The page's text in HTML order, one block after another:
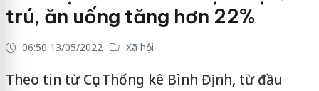
trú, ăn uống tăng hơn 22%
06:50 13/05/2022 Xã hội
Theo tin từ Cục Thống kê Bình Định, từ đầu